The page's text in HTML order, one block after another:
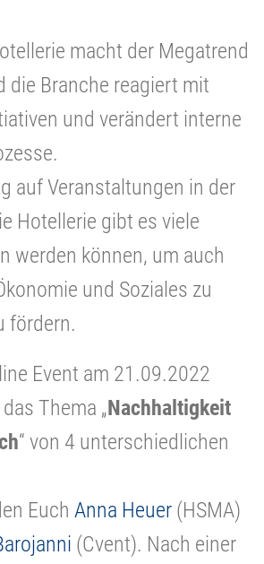
macht der Megatrend
die Branche reagiert mit
und verändert interne
auf Veranstaltungen in der
Hotellerie gibt es viele
werden können, um auch
und Soziales zu
fördern.
Event am 21.09.2022
Thema „Nachhaltigkeit
“ von 4 unterschiedlichen
Euch Anna Heuer (HSMA)
(Cvent). Nach einer